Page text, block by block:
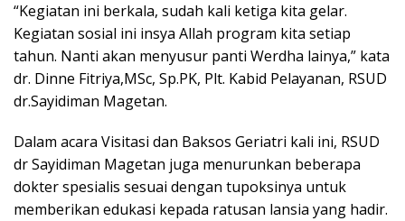
“Kegiatan ini berkala, sudah kali ketiga kita gelar.
Kegiatan sosial ini insya Allah program kita setiap
tahun. Nanti akan menyusur panti Werdha lainya,” kata
dr. Dinne Fitriya,MSc, Sp.PK, Plt. Kabid Pelayanan, RSUD
dr.Sayidiman Magetan.
Dalam acara Visitasi dan Baksos Geriatri kali ini, RSUD
dr Sayidiman Magetan juga menurunkan beberapa
dokter spesialis sesuai dengan tupoksinya untuk
memberikan edukasi kepada ratusan lansia yang hadir.